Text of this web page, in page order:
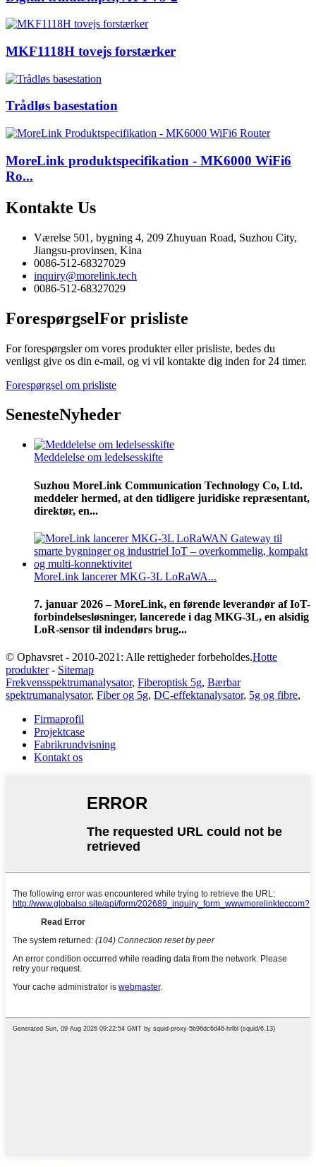
MKF1118H tovejs forstærker
Trådløs basestation
MoreLink produktspecifikation - MK6000 WiFi6
Ro...
Kontakte Us
Værelse 501, bygning 4, 209 Zhuyuan Road, Suzhou City,
Jiangsu-provinsen, Kina
0086-512-68327029
inquiry@morelink.tech
0086-512-68327029
ForespørgselFor prisliste
For forespørgsler om vores produkter eller prisliste, bedes du
venligst give os din e-mail, og vi vil kontakte dig inden for 24 timer.
Forespørgsel om prisliste
SenesteNyheder
Meddelelse om ledelsesskifte
Suzhou MoreLink Communication Technology Co, Ltd.
meddeler hermed, at den tidligere juridiske repræsentant,
direktør, en...
MoreLink lancerer MKG-3L LoRaWA...
7. januar 2026 – MoreLink, en førende leverandør af IoT-
forbindelsesløsninger, lancerede i dag MKG-3L, en alsidig
LoR-sensor til indendørs brug...
© Ophavsret - 2010-2021: Alle rettigheder forbeholdes.Hotte
produkter- Sitemap
Frekvensspektrumanalysator, Fiberoptisk 5g, Bærbar
spektrumanalysator, Fiber og 5g, DC-effektanalysator, 5g og fibre,
Firmaprofil
Projektcase
Fabrikrundvisning
Kontakt os